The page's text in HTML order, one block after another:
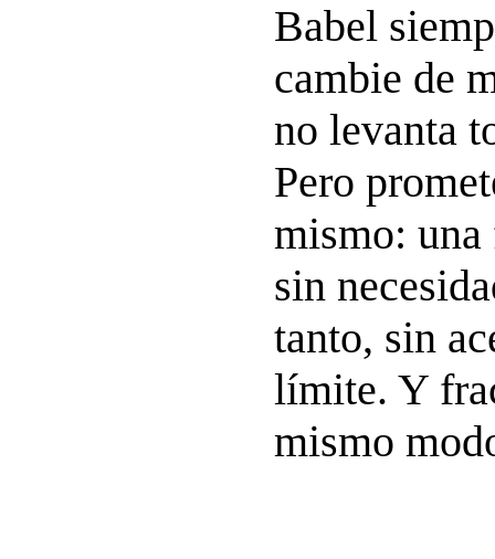
Babel
cambie de
no levanta
Pero
mismo: una
sin
tanto, sin
límite. Y
mismo